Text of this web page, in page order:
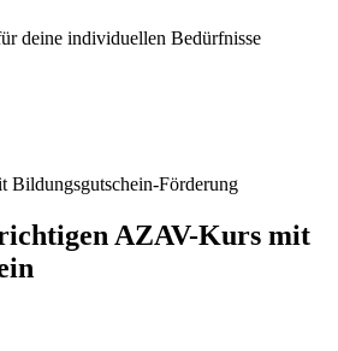
deine individuellen Bedürfnisse
Bildungsgutschein-Förderung
AZAV-Kurs mit